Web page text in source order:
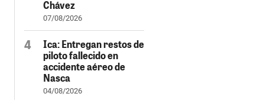
Chávez
07/08/2026
Ica: Entregan restos de
piloto fallecido en
accidente aéreo de
Nasca
04/08/2026